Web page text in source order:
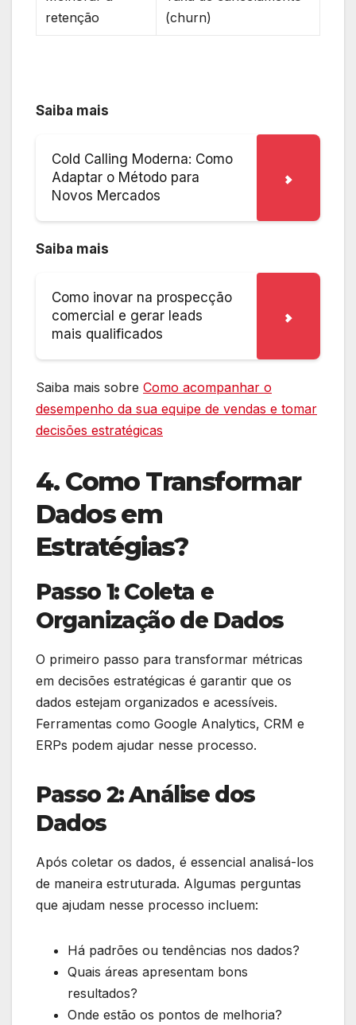
retenção
(churn)
Saiba mais
Cold Calling Moderna: Como
Adaptar o Método para
Novos Mercados
Saiba mais
Como inovar na prospecção
comercial e gerar leads
mais qualificados
Saiba mais sobre Como acompanhar o
desempenho da sua equipe de vendas e tomar
decisões estratégicas
4. Como Transformar
Dados em
Estratégias?
Passo 1: Coleta e
Organização de Dados
O primeiro passo para transformar métricas
em decisões estratégicas é garantir que os
dados estejam organizados e acessíveis.
Ferramentas como Google Analytics, CRM e
ERPs podem ajudar nesse processo.
Passo 2: Análise dos
Dados
Após coletar os dados, é essencial analisá-los
de maneira estruturada. Algumas perguntas
que ajudam nesse processo incluem:
Há padrões ou tendências nos dados?
Quais áreas apresentam bons
resultados?
Onde estão os pontos de melhoria?